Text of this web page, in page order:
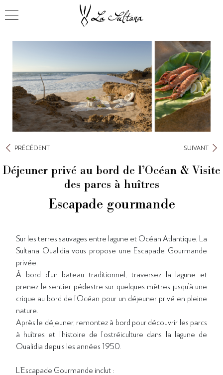
Déjeuner privé au bord de l’Océan & Visite
des parcs à huîtres
Escapade gourmande
PRÉCÉDENT SUIVANT
Sur les terres sauvages entre lagune et Océan Atlantique, La
Sultana Oualidia vous propose une Escapade Gourmande
privée.
À bord d’un bateau traditionnel, traversez la lagune et
prenez le sentier pédestre sur quelques mètres jusqu’à une
crique au bord de l’Océan pour un déjeuner privé en pleine
nature.
Après le déjeuner, remontez à bord pour découvrir les parcs
à huîtres et l’histoire de l’ostréiculture dans la lagune de
Oualidia depuis les années 1950.
L’Escapade Gourmande inclut :